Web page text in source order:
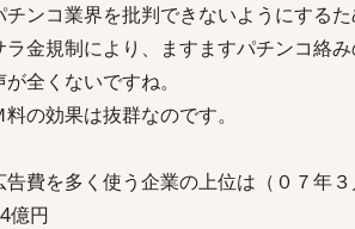
ンコ業界を批判できないようにするた
ラ金規制により、ますますパチンコ絡
全くないですね。
の効果は抜群なのです。
費を多く使う企業の上位は（０７年３
億円